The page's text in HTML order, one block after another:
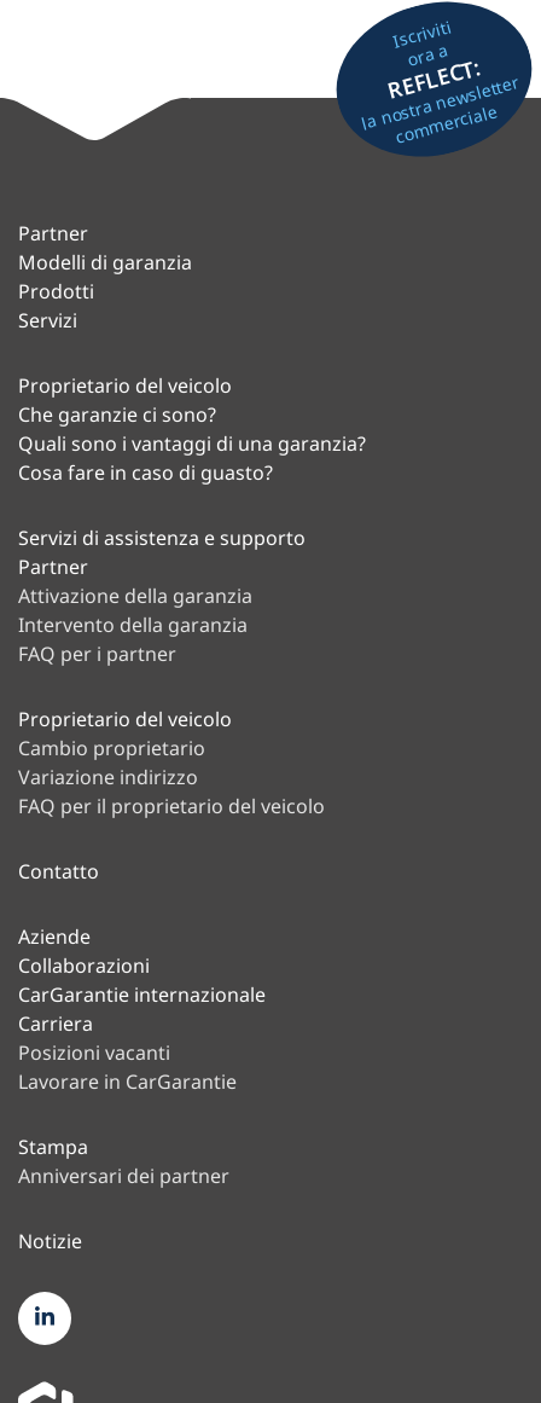
Iscriviti
ora a
REFLECT:
la nostra newsletter
commerciale
Partner
Modelli di garanzia
Prodotti
Servizi
Proprietario del veicolo
Che garanzie ci sono?
Quali sono i vantaggi di una garanzia?
Cosa fare in caso di guasto?
Servizi di assistenza e supporto
Partner
Attivazione della garanzia
Intervento della garanzia
FAQ per i partner
Proprietario del veicolo
Cambio proprietario
Variazione indirizzo
FAQ per il proprietario del veicolo
Contatto
Aziende
Collaborazioni
CarGarantie internazionale
Carriera
Posizioni vacanti
Lavorare in CarGarantie
Stampa
Anniversari dei partner
Notizie